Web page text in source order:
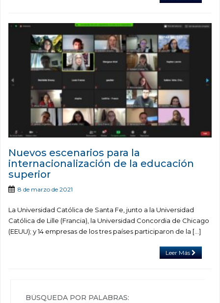
Nuevos escenarios para la
internacionalización de la educación
superior
8 de marzo de 2021
La Universidad Católica de Santa Fe, junto a la Universidad
Católica de Lille (Francia), la Universidad Concordia de Chicago
(EEUU); y 14 empresas de los tres países participaron de la […]
Leer Más
BÚSQUEDA POR PALABRAS: